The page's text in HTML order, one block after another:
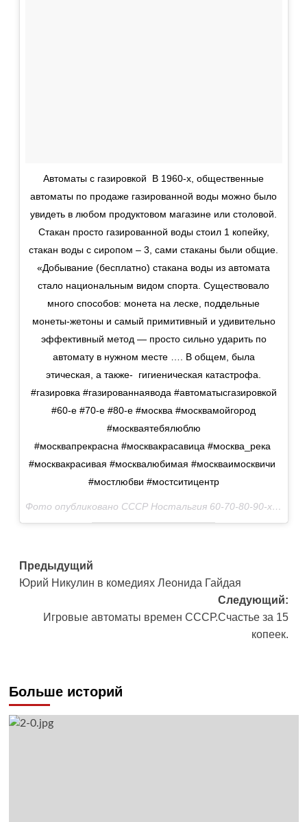
Автоматы с газировкой В 1960-х, общественные
автоматы по продаже газированной воды можно было
увидеть в любом продуктовом магазине или столовой.
Стакан просто газированной воды стоил 1 копейку,
стакан воды с сиропом – 3, сами стаканы были общие.
«Добывание (бесплатно) стакана воды из автомата
стало национальным видом спорта. Существовало
много способов: монета на леске, поддельные
монеты-жетоны и самый примитивный и удивительно
эффективный метод — просто сильно ударить по
автомату в нужном месте …. В общем, была
этическая, а также- гигиеническая катастрофа.
#газировка #газированнаявода #автоматысгазировкой
#60-е #70-е #80-е #москва #москвамойгород
#москваятебялюблю
#москвапрекрасна #москвакрасавица #москва_река
#москвакрасивая #москвалюбимая #москваимосквичи
#мостлюбви #мостситицентр
Фото опубликовано СССР Ностальгия 60-70-80-90-х (@sovdepia.ru)
Навигация
записи
Предыдущий
Юрий Никулин в комедиях Леонида Гайдая
Следующий:
Игровые автоматы времен СССР.Счастье за 15
копеек.
Больше историй